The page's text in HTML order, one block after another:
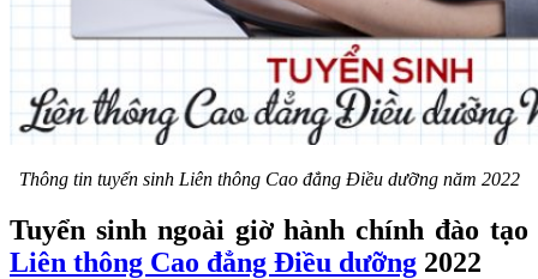
Thông tin tuyển sinh Liên thông Cao đẳng Điều dưỡng năm 2022
Tuyển sinh ngoài giờ hành chính đào tạo
Liên thông Cao đẳng Điều dưỡng 2022